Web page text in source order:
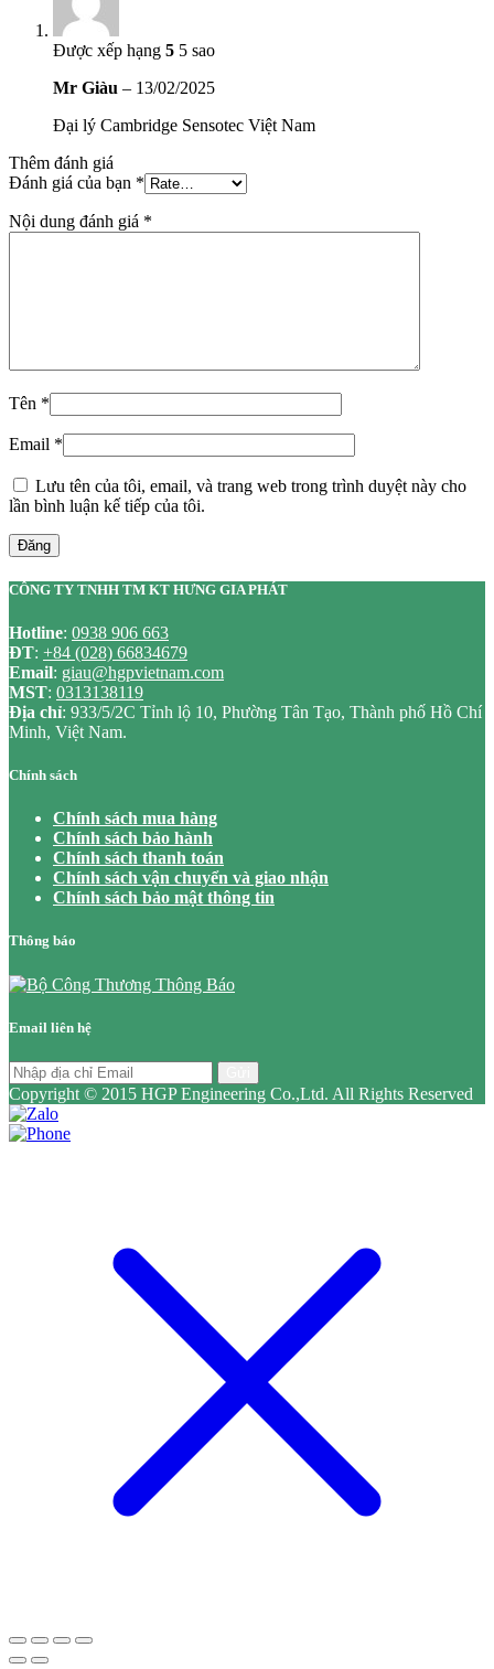
Được xếp hạng 5 5 sao
Mr Giàu – 13/02/2025
Đại lý Cambridge Sensotec Việt Nam
Thêm đánh giá
Đánh giá của bạn *
Nội dung đánh giá *
Tên *
Email *
Lưu tên của tôi, email, và trang web trong trình duyệt này cho
lần bình luận kế tiếp của tôi.
Đăng
CÔNG TY TNHH TM KT HƯNG GIA PHÁT
Hotline: 0938 906 663
ĐT: +84 (028) 66834679
Email: giau@hgpvietnam.com
MST: 0313138119
Địa chỉ: 933/5/2C Tỉnh lộ 10, Phường Tân Tạo, Thành phố Hồ Chí
Minh, Việt Nam.
Chính sách
Chính sách mua hàng
Chính sách bảo hành
Chính sách thanh toán
Chính sách vận chuyển và giao nhận
Chính sách bảo mật thông tin
Thông báo
Email liên hệ
Copyright © 2015 HGP Engineering Co.,Ltd. All Rights Reserved